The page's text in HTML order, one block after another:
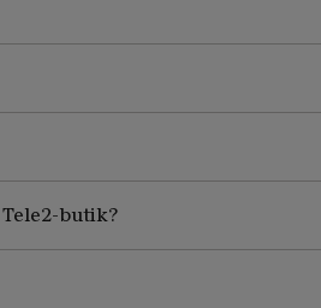
Tele2-butik?